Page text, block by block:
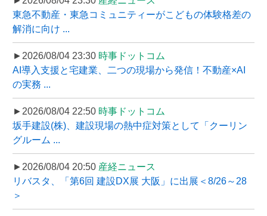
東急不動産・東急コミュニティーがこどもの体験格差の
解消に向け ...
►2026/08/04 23:30 時事ドットコム
AI導入支援と宅建業、二つの現場から発信！不動産×AI
の実務 ...
►2026/08/04 22:50 時事ドットコム
坂手建設(株)、建設現場の熱中症対策として「クーリン
グルーム ...
►2026/08/04 20:50 産経ニュース
リバスタ、「第6回 建設DX展 大阪」に出展＜8/26～28
＞